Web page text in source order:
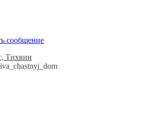
сообщение
Тихвин